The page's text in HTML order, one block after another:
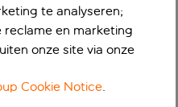
te analyseren;
en marketing
onze site via onze
Cookie Notice.